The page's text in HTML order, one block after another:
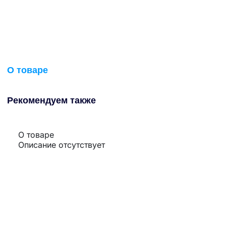
О товаре
Рекомендуем также
О товаре
Описание отсутствует